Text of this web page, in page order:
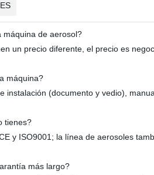
máquina de aerosol?
un precio diferente, el precio es
máquina?
instalación (documento y vedio),
tienes?
y ISO9001; la línea de aerosoles
más largo?